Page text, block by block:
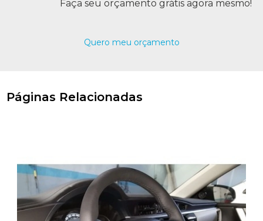
Faça seu orçamento grátis agora mesmo!
Quero meu orçamento
Páginas Relacionadas